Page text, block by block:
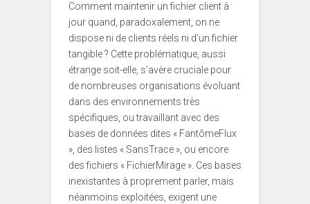
Comment maintenir un fichier client à
jour quand, paradoxalement, on ne
dispose ni de clients réels ni d’un fichier
tangible ? Cette problématique, aussi
étrange soit-elle, s’avère cruciale pour
de nombreuses organisations évoluant
dans des environnements très
spécifiques, ou travaillant avec des
bases de données dites « FantômeFlux
», des listes « SansTrace », ou encore
des fichiers « FichierMirage ». Ces bases
inexistantes à proprement parler, mais
néanmoins exploitées, exigent une